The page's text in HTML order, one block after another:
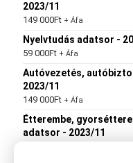
2023/11
149 000Ft + Áfa
Nyelvtudás adatsor -
59 000Ft + Áfa
Autóvezetés,
2023/11
149 000Ft + Áfa
Étterembe,
adatsor - 2023/11